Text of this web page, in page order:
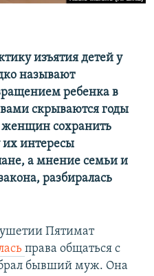
изъятия детей у
называют
ребенка в
скрываются годы
женщин сохранить
их интересы
а мнение семьи и
разбиралась
Пятимат
права общаться с
бывший муж. Она